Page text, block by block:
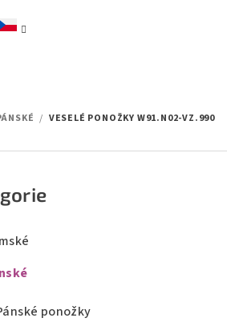
/ VESELÉ PONOŽKY W91.N02-VZ.990
ponožky